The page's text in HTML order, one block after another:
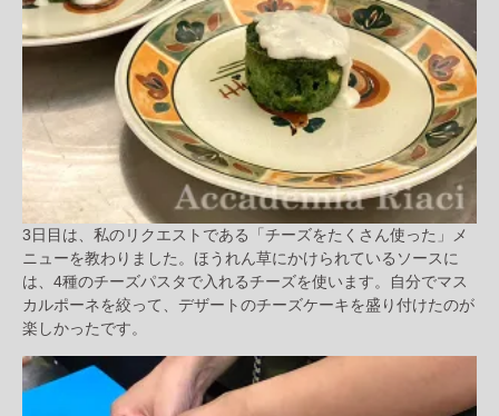
3日目は、私のリクエストである「チーズをたくさん使った」メ
ニューを教わりました。ほうれん草にかけられているソースに
は、4種のチーズパスタで入れるチーズを使います。自分でマス
カルポーネを絞って、デザートのチーズケーキを盛り付けたのが
楽しかったです。